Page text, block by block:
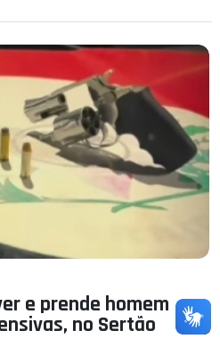
e prende homem
no Sertão